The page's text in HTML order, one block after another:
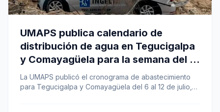
UMAPS publica calendario de
distribución de agua en Tegucigalpa
y Comayagüela para la semana del 6
al 12 de julio
La UMAPS publicó el cronograma de abastecimiento
para Tegucigalpa y Comayagüela del 6 al 12 de julio,